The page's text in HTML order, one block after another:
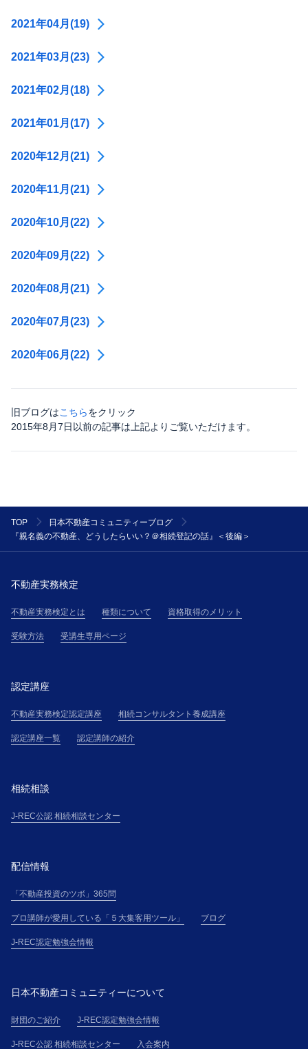
2021年04月(19)
2021年03月(23)
2021年02月(18)
2021年01月(17)
2020年12月(21)
2020年11月(21)
2020年10月(22)
2020年09月(22)
2020年08月(21)
2020年07月(23)
2020年06月(22)
旧ブログはこちらをクリック
2015年8月7日以前の記事は上記よりご覧いただけます。
TOP
日本不動産コミュニティーブログ
『親名義の不動産、どうしたらいい？＠相続登記の話』＜後編＞
不動産実務検定
不動産実務検定とは 種類について 資格取得のメリット
受験方法 受講生専用ページ
認定講座
不動産実務検定認定講座 相続コンサルタント養成講座
認定講座一覧 認定講師の紹介
相続相談
J-REC公認 相続相談センター
配信情報
「不動産投資のツボ」365問
プロ講師が愛用している「５大集客用ツール」 ブログ
J-REC認定勉強会情報
日本不動産コミュニティーについて
財団のご紹介 J-REC認定勉強会情報
J-REC公認 相続相談センター 入会案内